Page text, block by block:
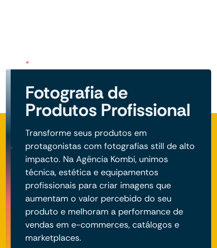
Fotografia de
Produtos Profissional
Transforme seus produtos em
protagonistas com fotografias still de alto
impacto. Na Agência Kombi, unimos
técnica, estética e equipamentos
profissionais para criar imagens que
aumentam o valor percebido do seu
produto e melhoram a performance de
vendas em e-commerces, catálogos e
marketplaces.